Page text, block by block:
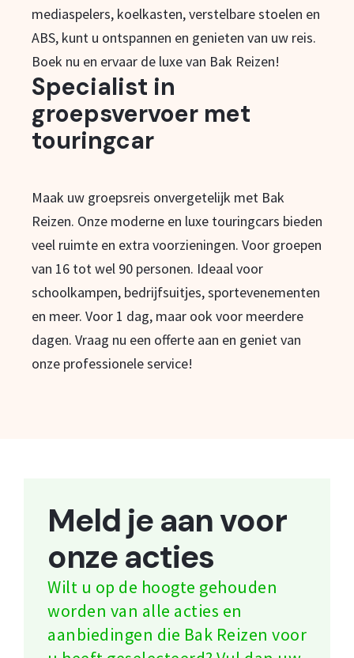
mediaspelers, koelkasten, verstelbare stoelen en
ABS, kunt u ontspannen en genieten van uw reis.
Boek nu en ervaar de luxe van Bak Reizen!
Specialist in
groepsvervoer met
touringcar
Maak uw groepsreis onvergetelijk met Bak
Reizen. Onze moderne en luxe touringcars bieden
veel ruimte en extra voorzieningen. Voor groepen
van 16 tot wel 90 personen. Ideaal voor
schoolkampen, bedrijfsuitjes, sportevenementen
en meer. Voor 1 dag, maar ook voor meerdere
dagen. Vraag nu een offerte aan en geniet van
onze professionele service!
Meld je aan voor
onze acties
Wilt u op de hoogte gehouden
worden van alle acties en
aanbiedingen die Bak Reizen voor